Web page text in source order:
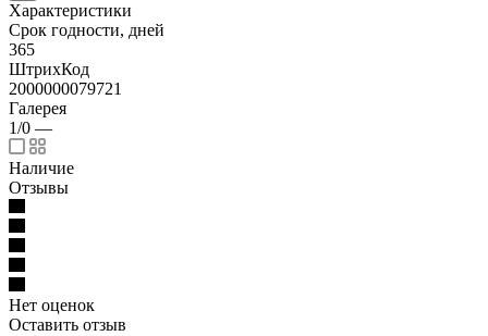
Характеристики
Срок годности, дней
365
ШтрихКод
2000000079721
Галерея
1/0 —
Наличие
Отзывы
Нет оценок
Оставить отзыв